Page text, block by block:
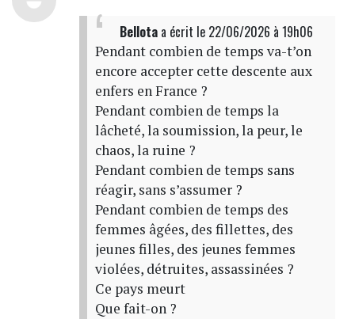
Bellotaa écrit le 22/06/2026 à 19h06
Pendant combien de temps va-t’on
encore accepter cette descente aux
enfers en France ?
Pendant combien de temps la
lâcheté, la soumission, la peur, le
chaos, la ruine ?
Pendant combien de temps sans
réagir, sans s’assumer ?
Pendant combien de temps des
femmes âgées, des fillettes, des
jeunes filles, des jeunes femmes
violées, détruites, assassinées ?
Ce pays meurt
Que fait-on ?